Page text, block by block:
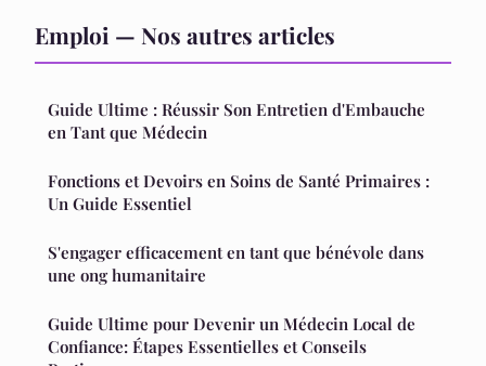
Emploi — Nos autres articles
Guide Ultime : Réussir Son Entretien d'Embauche
en Tant que Médecin
Fonctions et Devoirs en Soins de Santé Primaires :
Un Guide Essentiel
S'engager efficacement en tant que bénévole dans
une ong humanitaire
Guide Ultime pour Devenir un Médecin Local de
Confiance: Étapes Essentielles et Conseils